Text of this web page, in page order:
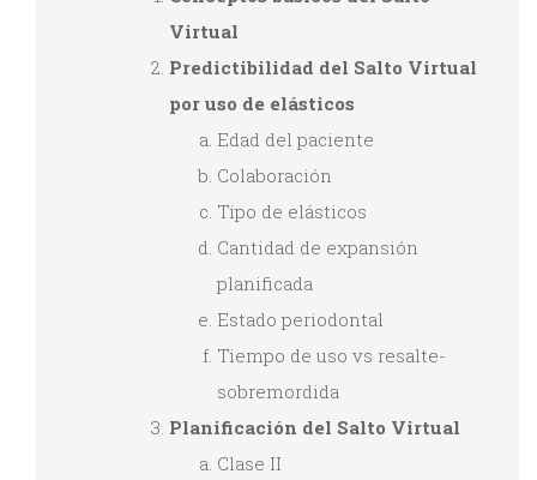
Virtual
Predictibilidad del Salto Virtual
por uso de elásticos
Edad del paciente
Colaboración
Tipo de elásticos
Cantidad de expansión
planificada
Estado periodontal
Tiempo de uso vs resalte-
sobremordida
Planificación del Salto Virtual
Clase II